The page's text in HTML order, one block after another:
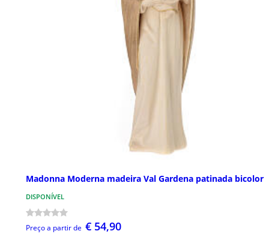
Madonna Moderna madeira Val Gardena patinada bicolor
DISPONÍVEL
Preço a partir de € 54,90